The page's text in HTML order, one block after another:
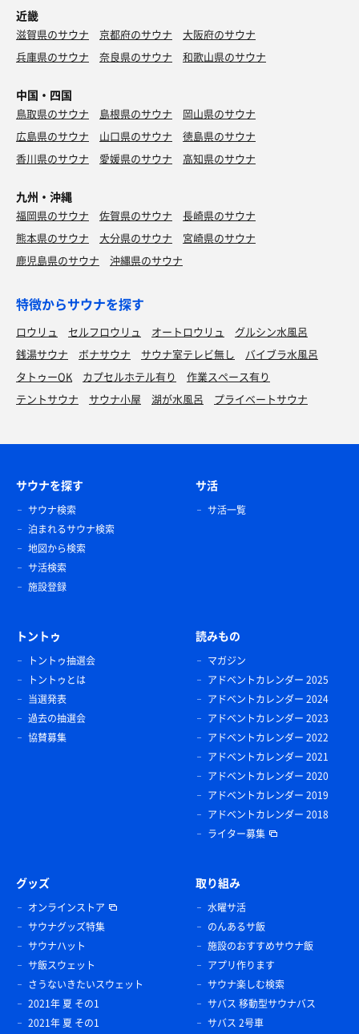
近畿
滋賀県のサウナ 京都府のサウナ
大阪府のサウナ
兵庫県のサウナ
奈良県のサウナ 和歌山県のサウナ
中国・四国
鳥取県のサウナ 島根県のサウナ
岡山県のサウナ
広島県のサウナ
山口県のサウナ
徳島県のサウナ
香川県のサウナ
愛媛県のサウナ 高知県のサウナ
九州・沖縄
福岡県のサウナ 佐賀県のサウナ
長崎県のサウナ
熊本県のサウナ
大分県のサウナ
宮崎県のサウナ
鹿児島県のサウナ
沖縄県のサウナ
特徴からサウナを探す
ロウリュ セルフロウリュ オートロウリュ
グルシン水風呂
銭湯サウナ
ボナサウナ サウナ室テレビ無し
バイブラ水風呂
タトゥーOK
カプセルホテル有り
作業スペース有り
テントサウナ
サウナ小屋 湖が水風呂 プライベートサウナ
サウナを探す
サウナ検索
泊まれるサウナ検索
地図から検索
サ活検索
施設登録
サ活
サ活一覧
トントゥ
トントゥ抽選会
トントゥとは
当選発表
過去の抽選会
協賛募集
読みもの
マガジン
アドベントカレンダー 2025
アドベントカレンダー 2024
アドベントカレンダー 2023
アドベントカレンダー 2022
アドベントカレンダー 2021
アドベントカレンダー 2020
アドベントカレンダー 2019
アドベントカレンダー 2018
ライター募集
グッズ
オンラインストア
サウナグッズ特集
サウナハット
サ飯スウェット
さうないきたいスウェット
2021年 夏 その1
2021年 夏 その1
取り組み
水曜サ活
のんあるサ飯
施設のおすすめサウナ飯
アプリ作ります
サウナ楽しむ検索
サバス 移動型サウナバス
サバス 2号車